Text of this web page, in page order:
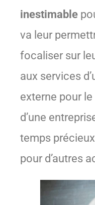
inestimable
va leur
focaliser sur
aux services
externe pour
d’une
temps
pour d’autres